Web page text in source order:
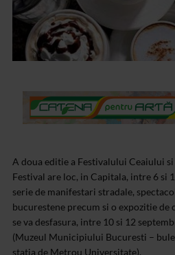
A doua editie a Festivalului Ceaiului
Festival are loc, in Capitala, intre 6 si
serie de manifestari stradale,
bucurestene precum si o expozitie de
se va desfasura, intre 10 si 12
(Muzeul Municipiului Bucuresti –
statia de Metrou Universitate).